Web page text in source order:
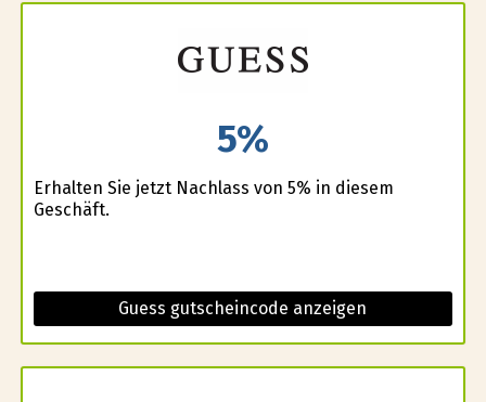
5%
Erhalten Sie jetzt Nachlass von 5% in diesem
Geschäft.
Guess gutscheincode anzeigen